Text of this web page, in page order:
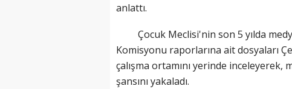
anlattı.
Çocuk Meclisi'nin son 5 yılda
Komisyonu raporlarına ait dosyaları
çalışma ortamını yerinde
şansını yakaladı.